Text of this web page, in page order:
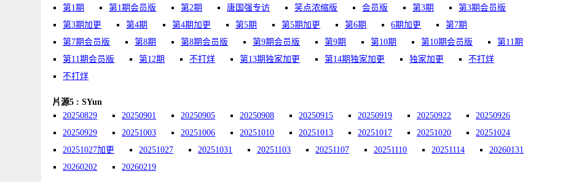
第1期
第1期会员版 第2期 唐国强专访 笑点浓缩版 会员版 第3期
第3期会员版
第3期加更
第4期 第4期加更 第5期 第5期加更 第6期 6期加更
第7期
第7期会员版
第8期 第8期会员版 第9期会员版 第9期 第10期 第10期会员版
第11期
第11期会员版
第12期 不打烊 第13期独家加更 第14期独家加更 独家加更
不打烊
不打烊
片源5 : SYun
20250829
20250901 20250905 20250908 20250915 20250919 20250922
20250926
20250929
20251003 20251006 20251010 20251013 20251017 20251020
20251024
20251027加更
20251027 20251031 20251103 20251107 20251110 20251114
20260131
20260202
20260219